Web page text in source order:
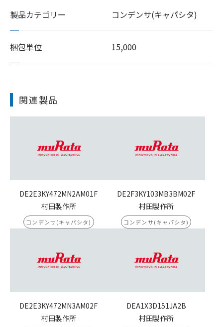
製品カテゴリー コンデンサ(キャパシタ)
梱包単位 15,000
関連製品
DE2E3KY472MN2AM01F
村田製作所
コンデンサ(キャパシタ)
DE2F3KY103MB3BM02F
村田製作所
コンデンサ(キャパシタ)
DE2E3KY472MN3AM02F
村田製作所
DEA1X3D151JA2B
村田製作所